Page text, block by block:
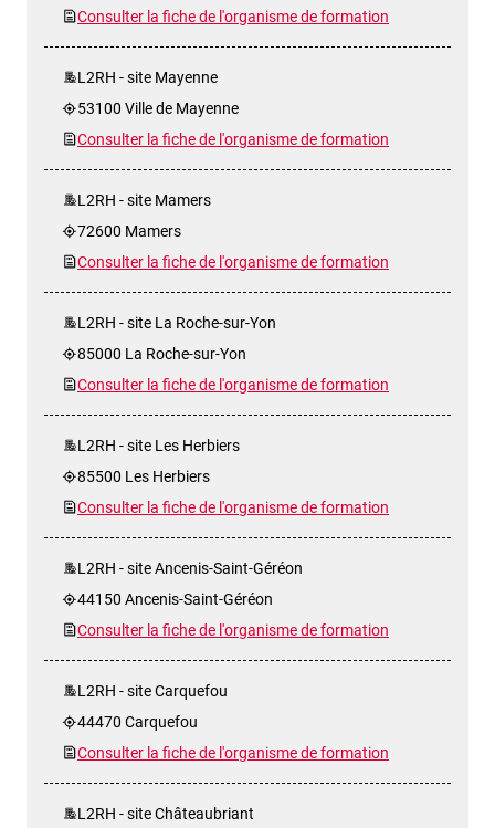
Consulter la fiche de l'organisme de formation
L2RH - site Mayenne
53100 Ville de Mayenne
Consulter la fiche de l'organisme de formation
L2RH - site Mamers
72600 Mamers
Consulter la fiche de l'organisme de formation
L2RH - site La Roche-sur-Yon
85000 La Roche-sur-Yon
Consulter la fiche de l'organisme de formation
L2RH - site Les Herbiers
85500 Les Herbiers
Consulter la fiche de l'organisme de formation
L2RH - site Ancenis-Saint-Géréon
44150 Ancenis-Saint-Géréon
Consulter la fiche de l'organisme de formation
L2RH - site Carquefou
44470 Carquefou
Consulter la fiche de l'organisme de formation
L2RH - site Châteaubriant